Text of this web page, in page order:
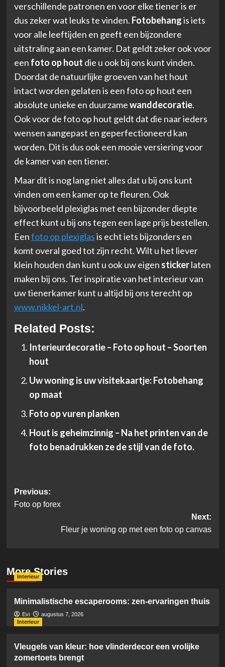
verschillende patronen en voor elke tiener is er
dus zeker wat leuks te vinden. Fotobehangis iets
voor alle leeftijden en geeft een bijzondere
uitstraling aan een kamer. Dat geldt zeker ook voor
een foto op hout die u ook bij ons kunt vinden.
Doordat de natuurlijke groeven van het hout
intact worden gelaten is een foto op hout een
absolute unieke en duurzamewanddecoratie.
Ook voor de foto op hout geldt dat die naar ieders
wensen aangepast en geperfectioneerd kan
worden. Dit is dus ook een mooie versiering voor
de kamer van een tiener.
Maar dit is nog lang niet alles dat u bij ons kunt
vinden om een kamer op te fleuren. Ook
bijvoorbeeld plexiglas met een bijzonder diepte
effect kunt u bij ons tegen een lage prijs bestellen.
Eenfoto op plexiglasis echt iets bijzonders en
komt overal goed tot zijn recht. Wilt u het liever
klein houden dan kunt u ook uw eigen stickerlaten
maken bij ons. Ter inspiratie van het interieur van
uw tienerkamer kunt u altijd bij ons terecht op
www.nikkel-art.nl.
Related Posts:
Interieurdecoratie – Foto op hout – Soorten
hout
Uw woning is uw visitekaartje: Fotobehang
op maat
Foto op vuren planken
Hout is geheimzinnig – Na het printen van de
foto benadrukken ze de stijl van de foto.
Post
navigation
Previous:
Foto op forex
Next:
Fleur je woning op met een foto op canvas
More Stories
Interieur
Minimalistische escaperooms: zen-ervaringen thuis
Evi
augustus 7, 2026
Interieur
Vleugels van kleur: hoe vlinderdecor een vrolijke
zomertoets brengt